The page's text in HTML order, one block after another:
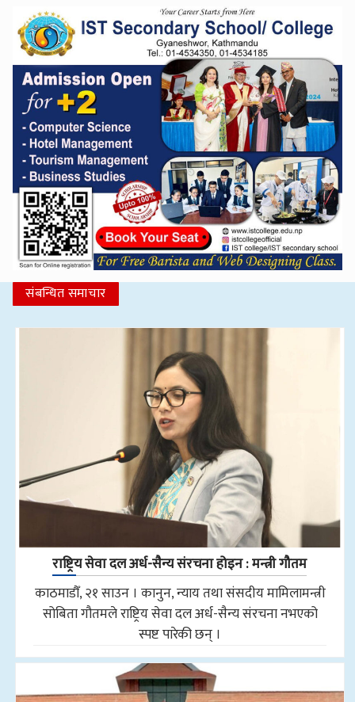
संबन्धित समाचार
राष्ट्रिय सेवा दल अर्ध-सैन्य संरचना होइन : मन्त्री गौतम
काठमाडौँ, २१ साउन । कानुन, न्याय तथा संसदीय मामिलामन्त्री
सोबिता गौतमले राष्ट्रिय सेवा दल अर्ध-सैन्य संरचना नभएको
स्पष्ट पारेकी छन् ।